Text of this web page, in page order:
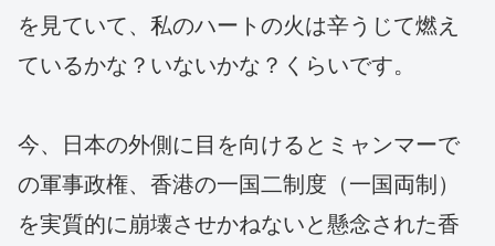
を見ていて、私のハートの火は辛うじて燃え
ているかな？いないかな？くらいです。
今、日本の外側に目を向けるとミャンマーで
の軍事政権、香港の一国二制度（一国両制）
を実質的に崩壊させかねないと懸念された香